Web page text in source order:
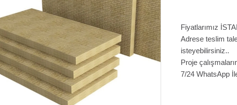
Fiyatlarımız
Adrese teslim
isteyebilirsiniz..
Proje
7/24 WhatsApp